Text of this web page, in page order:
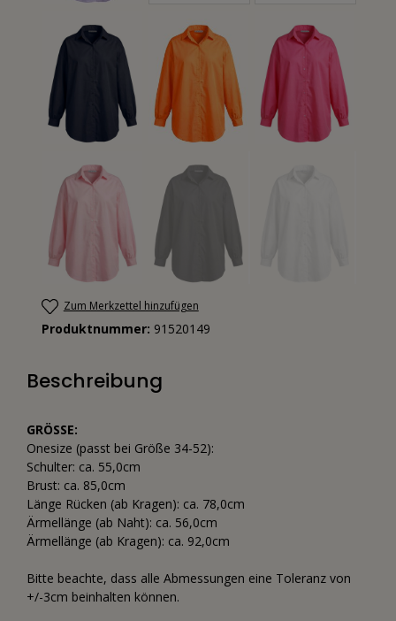
Zum Merkzettel hinzufügen
Produktnummer: 91520149
Beschreibung
GRÖSSE:
Onesize (passt bei Größe 34-52):
Schulter: ca. 55,0cm
Brust: ca. 85,0cm
Länge Rücken (ab Kragen): ca. 78,0cm
Ärmellänge (ab Naht): ca. 56,0cm
Ärmellänge (ab Kragen): ca. 92,0cm
Bitte beachte, dass alle Abmessungen eine Toleranz von
+/-3cm beinhalten können.